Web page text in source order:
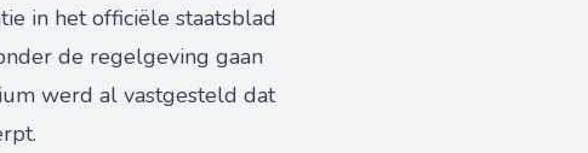
in het officiële staatsblad
de regelgeving gaan
werd al vastgesteld dat